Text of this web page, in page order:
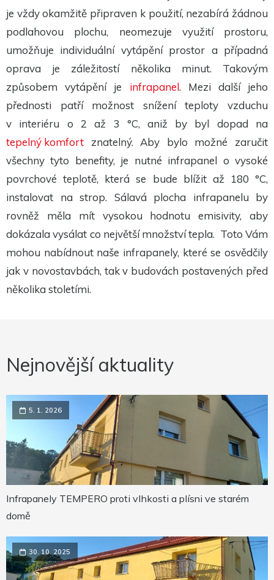
je vždy okamžitě připraven k použití, nezabírá žádnou
podlahovou plochu, neomezuje využití prostoru,
umožňuje individuální vytápění prostor a případná
oprava je záležitostí několika minut. Takovým
způsobem vytápění je infrapanel. Mezi další jeho
přednosti patří možnost snížení teploty vzduchu
v interiéru o 2 až 3 °C, aniž by byl dopad na
tepelný komfort znatelný. Aby bylo možné zaručit
všechny tyto benefity, je nutné infrapanel o vysoké
povrchové teplotě, která se bude blížit až 180 °C,
instalovat na strop. Sálavá plocha infrapanelu by
rovněž měla mít vysokou hodnotu emisivity, aby
dokázala vysálat co největší množství tepla. Toto Vám
mohou nabídnout naše infrapanely, které se osvědčily
jak v novostavbách, tak v budovách postavených před
několika stoletími.
Nejnovější aktuality
5. 1. 2026
Infrapanely TEMPERO proti vlhkosti a plísni ve starém
domě
30. 10. 2025